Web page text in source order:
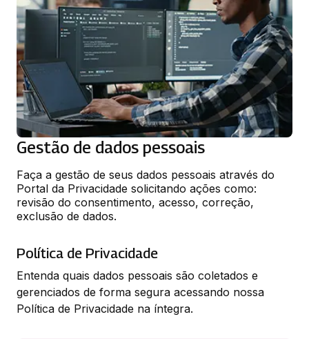
Gestão de dados pessoais
Faça a gestão de seus dados pessoais através do
Portal da Privacidade solicitando ações como:
revisão do consentimento, acesso, correção,
exclusão de dados.
Política de Privacidade
Entenda quais dados pessoais são coletados e
gerenciados de forma segura acessando nossa
Política de Privacidade na íntegra.